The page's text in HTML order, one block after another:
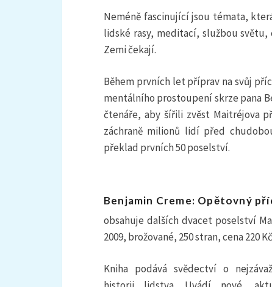
Neméně fascinující jsou témata,
lidské rasy, meditací, službou
Zemi čekají.
Během prvních let příprav na svůj
mentálního prostoupení skrze pana
čtenáře, aby šířili zvěst Maitréjova
záchraně milionů lidí před
překlad prvních 50 poselství.
Benjamin Creme: Opětovný
obsahuje dalších dvacet poselství
2009, brožované, 250 stran, cena 220 Kč
Kniha podává svědectví o